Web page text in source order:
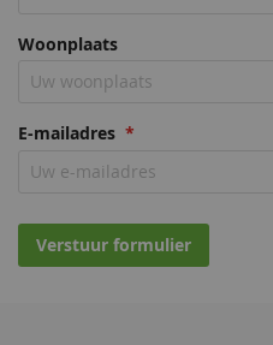
Woonplaats
E-mailadres
Verstuur formulier